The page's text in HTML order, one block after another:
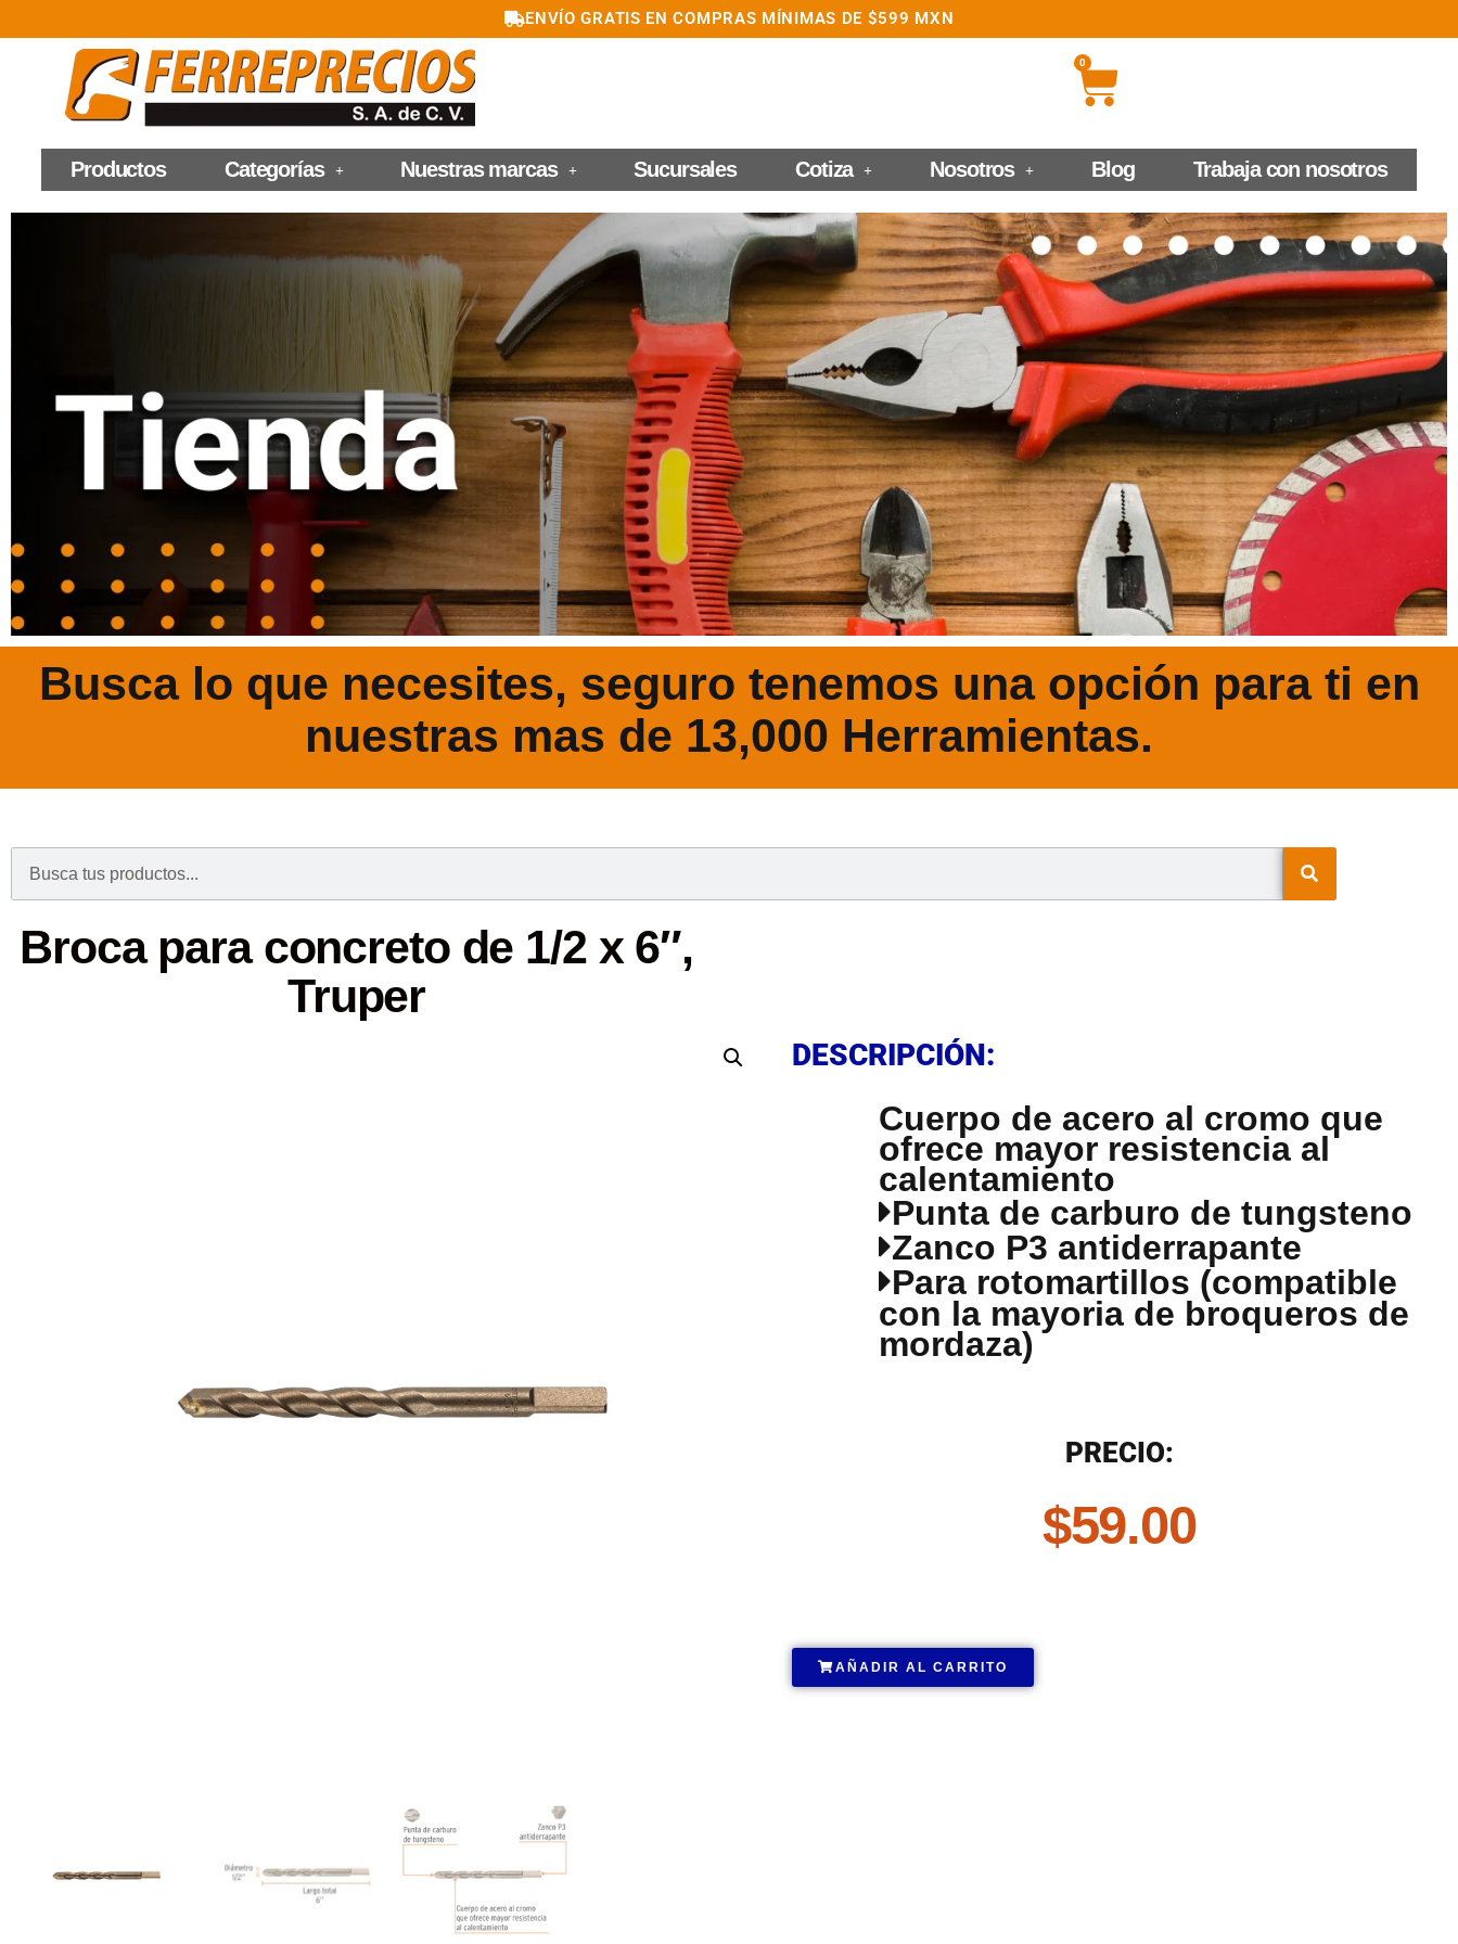
ENVÍO GRATIS EN COMPRAS MÍNIMAS DE $599 MXN
0
Productos Categorías Nuestras marcas Sucursales Cotiza Nosotros Blog Trabaja con nosotros
Busca lo que necesites, seguro tenemos una opción para ti en
nuestras mas de 13,000 Herramientas.
Broca para concreto de 1/2 x 6″,
Truper
DESCRIPCIÓN:
Cuerpo de acero al cromo que
ofrece mayor resistencia al
calentamiento
Punta de carburo de tungsteno
Zanco P3 antiderrapante
Para rotomartillos (compatible
con la mayoria de broqueros de
mordaza)
PRECIO:
$59.00
AÑADIR AL CARRITO